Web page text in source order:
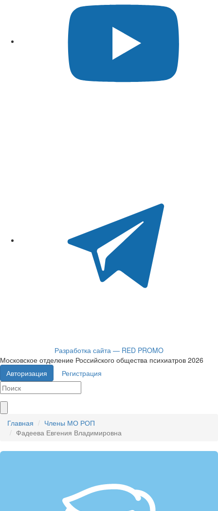
Разработка сайта — RED PROMO
Московское отделение Российского общества психиатров 2026
Авторизация
Регистрация
Главная
Члены МО РОП
Фадеева Евгения Владимировна